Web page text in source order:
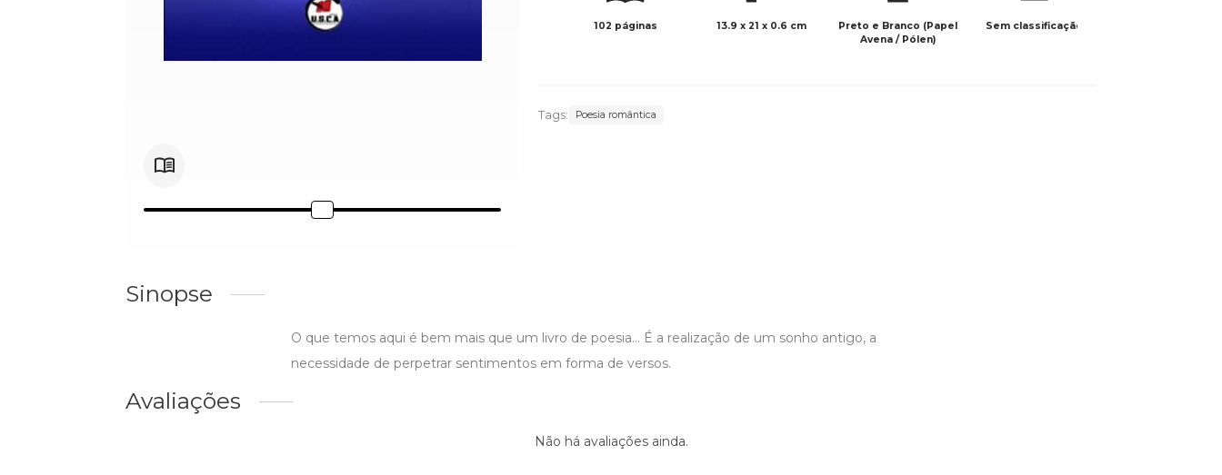
102 páginas 13.9 x 21 x 0.6 cm
Preto e Branco (Papel
Avena / Pólen)
Sem classificação
Tags: Poesia romântica
Sinopse
O que temos aqui é bem mais que um livro de poesia... É a realização de um sonho antigo, a
necessidade de perpetrar sentimentos em forma de versos.
Avaliações
Não há avaliações ainda.